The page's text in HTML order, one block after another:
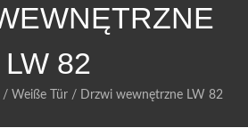
LW 82
/ Weiße Tür/ Drzwi wewnętrzne LW 82